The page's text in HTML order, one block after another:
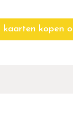
kaarten kopen